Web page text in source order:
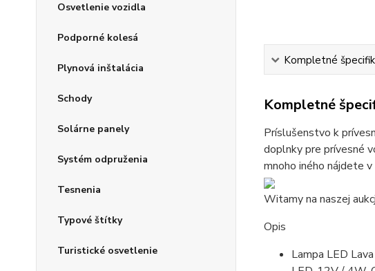
Osvetlenie vozidla
Podporné kolesá
Plynová inštalácia
Schody
Solárne panely
Systém odpruženia
Tesnenia
Typové štítky
Turistické osvetlenie
Kompletné
Kompletné
Príslušenstvo k
doplnky pre prívesné
mnoho iného nájdete v
Witamy na naszej
Opis
Lampa LED